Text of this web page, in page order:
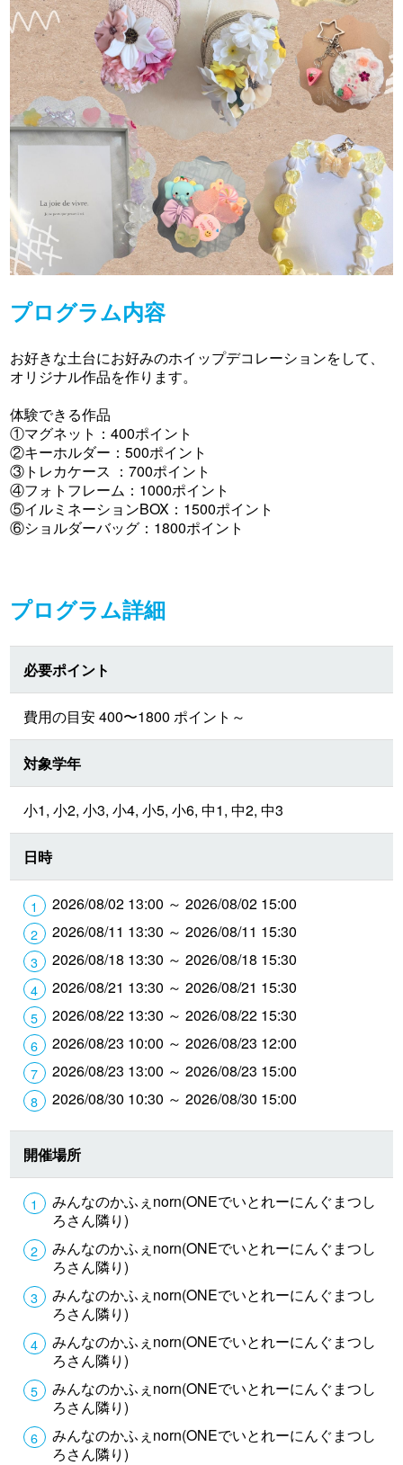
プログラム内容
お好きな土台にお好みのホイップデコレーションをして、
オリジナル作品を作ります。
体験できる作品
①マグネット：400ポイント
②キーホルダー：500ポイント
③トレカケース ：700ポイント
④フォトフレーム：1000ポイント
⑤イルミネーションBOX：1500ポイント
⑥ショルダーバッグ：1800ポイント
プログラム詳細
必要ポイント
費用の目安 400〜1800 ポイント～
対象学年
小1, 小2, 小3, 小4, 小5, 小6, 中1, 中2, 中3
日時
2026/08/02 13:00 ～ 2026/08/02 15:00
2026/08/11 13:30 ～ 2026/08/11 15:30
2026/08/18 13:30 ～ 2026/08/18 15:30
2026/08/21 13:30 ～ 2026/08/21 15:30
2026/08/22 13:30 ～ 2026/08/22 15:30
2026/08/23 10:00 ～ 2026/08/23 12:00
2026/08/23 13:00 ～ 2026/08/23 15:00
2026/08/30 10:30 ～ 2026/08/30 15:00
開催場所
みんなのかふぇnorn(ONEでいとれーにんぐまつし
ろさん隣り)
みんなのかふぇnorn(ONEでいとれーにんぐまつし
ろさん隣り)
みんなのかふぇnorn(ONEでいとれーにんぐまつし
ろさん隣り)
みんなのかふぇnorn(ONEでいとれーにんぐまつし
ろさん隣り)
みんなのかふぇnorn(ONEでいとれーにんぐまつし
ろさん隣り)
みんなのかふぇnorn(ONEでいとれーにんぐまつし
ろさん隣り)